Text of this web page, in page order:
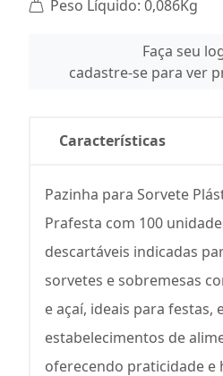
Peso Líquido: 0,086Kg
Faça seu
cadastre-se para ver
Características
Pazinha para Sorvete
Prafesta com 100
descartáveis indicadas
sorvetes e sobremesas
e açaí, ideais para festas,
estabelecimentos de
oferecendo praticidade e